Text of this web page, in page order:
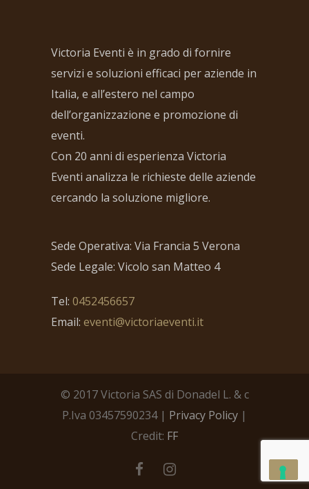
Victoria Eventi è in grado di fornire
servizi e soluzioni efficaci per aziende in
Italia, e all’estero nel campo
dell’organizzazione e promozione di
eventi.
Con 20 anni di esperienza Victoria
Eventi analizza le richieste delle aziende
cercando la soluzione migliore.
Sede Operativa: Via Francia 5 Verona
Sede Legale: Vicolo san Matteo 4
Tel: 0452456657
Email: eventi@victoriaeventi.it
© 2017 Victoria SAS di Donadel L. & c
P.Iva 03457590234 | Privacy Policy |
Credit: FF